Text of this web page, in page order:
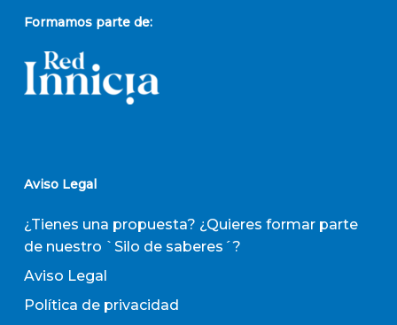
Formamos parte de:
Aviso Legal
¿Tienes una propuesta? ¿Quieres formar parte
de nuestro `Silo de saberes´?
Aviso Legal
Política de privacidad